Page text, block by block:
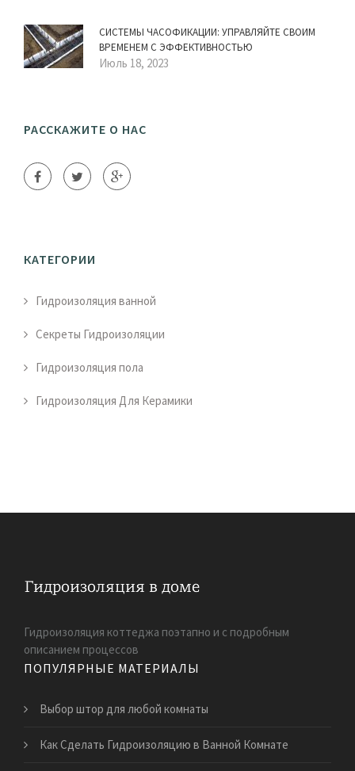
СИСТЕМЫ ЧАСОФИКАЦИИ: УПРАВЛЯЙТЕ СВОИМ
ВРЕМЕНЕМ С ЭФФЕКТИВНОСТЬЮ
Июль 18, 2023
РАССКАЖИТЕ О НАС
КАТЕГОРИИ
Гидроизоляция ванной
Секреты Гидроизоляции
Гидроизоляция пола
Гидроизоляция Для Керамики
Гидроизоляция коттеджа поэтапно и с подробным
описанием процессов
ПОПУЛЯРНЫЕ МАТЕРИАЛЫ
Выбор штор для любой комнаты
Как Сделать Гидроизоляцию в Ванной Комнате